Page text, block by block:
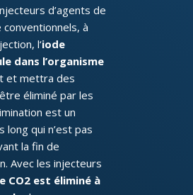
d’agents de
à
l‘iode
dans l’organisme
et mettra des
éliminé par les
est un
long qui n’est pas
la fin de
Avec les injecteurs
CO2 est éliminé à